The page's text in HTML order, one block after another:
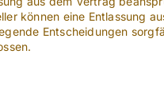
können eine Entlassung
Entscheidungen